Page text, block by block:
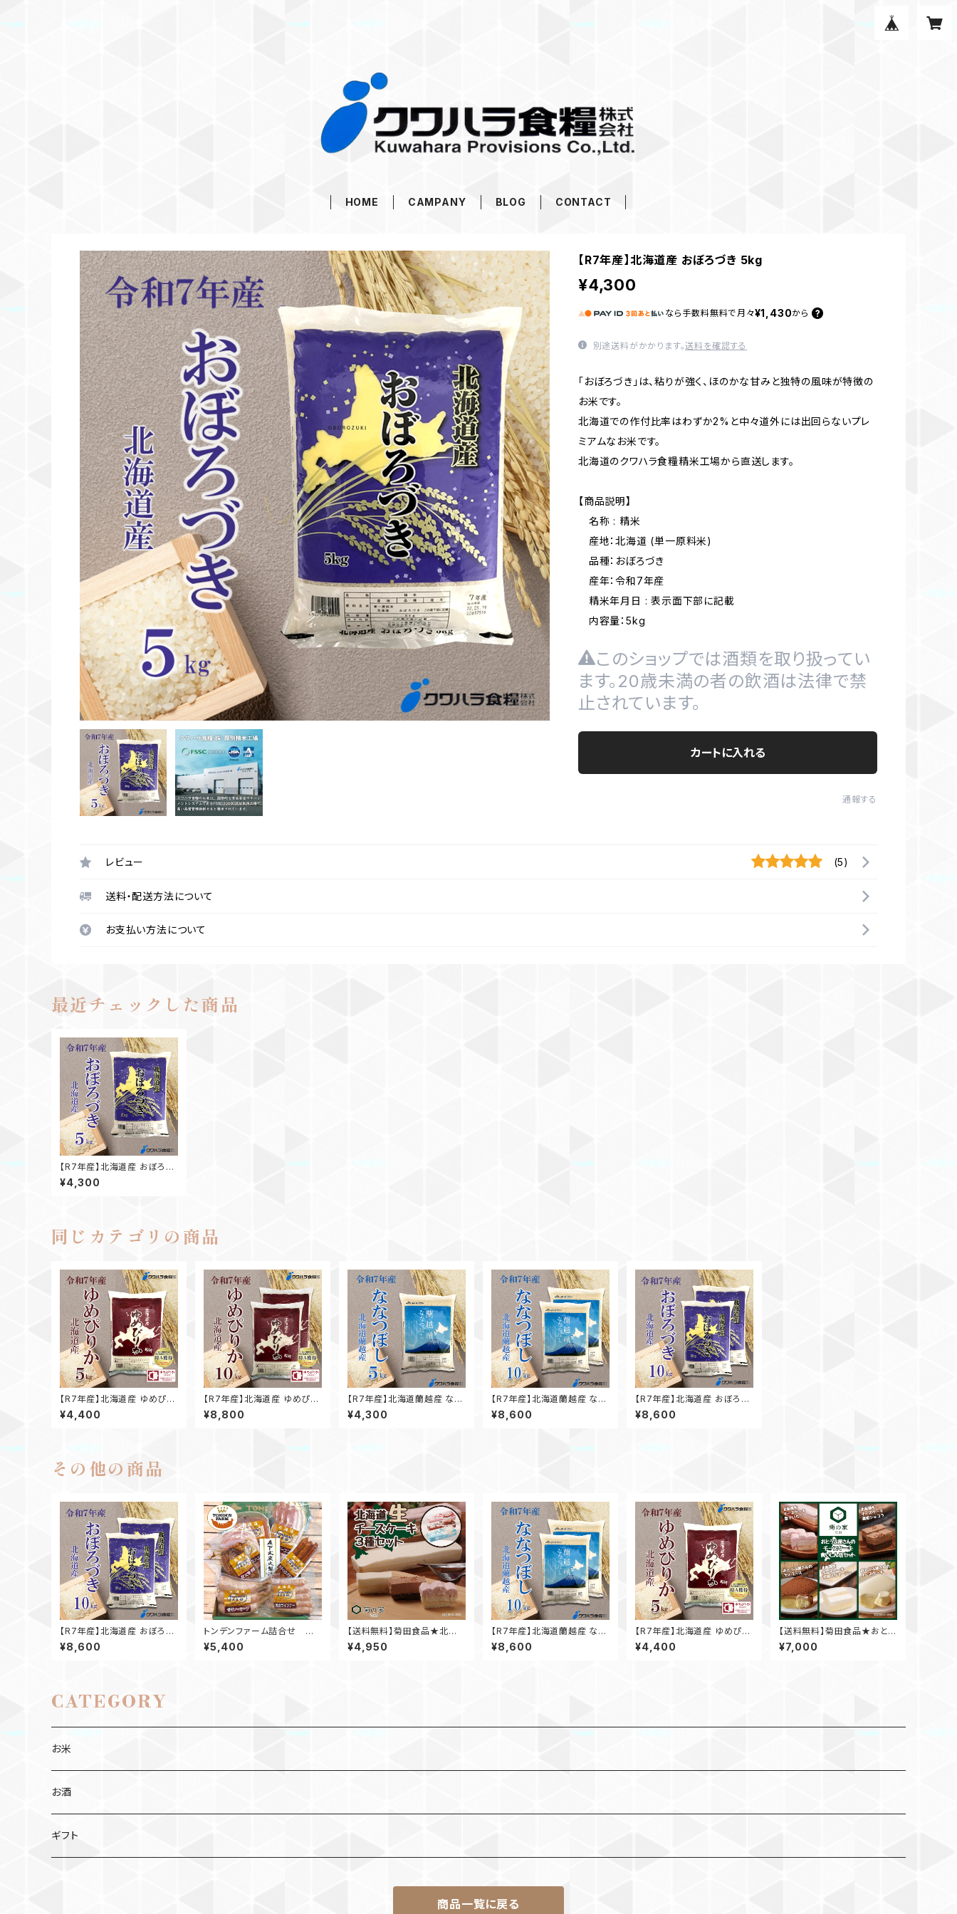
HOME CAMPANY BLOG CONTACT
【R7年産】北海道産 おぼろづき 5kg
¥4,300
なら 手数料無料で 月々¥1,430から
別途送料がかかります。送料を確認する
「おぼろづき」は、粘りが強く、ほのかな甘みと独特の風味が特徴の
お米です。
北海道での作付比率はわずか2%と中々道外には出回らないプレ
ミアムなお米です。
北海道のクワハラ食糧精米工場から直送します。
【商品説明】
名称 : 精米
産地：北海道 (単一原料米)
品種：おぼろづき
産年：令和7年産
精米年月日 : 表示面下部に記載
内容量：5kg
このショップでは酒類を取り扱ってい
ます。20歳未満の者の飲酒は法律で禁
止されています。
カートに入れる
通報する
レビュー (5)
送料・配送方法について
お支払い方法について
最近チェックした商品
【R7年産】北海道産 おぼろづ
き 5kg
¥4,300
同じカテゴリの商品
【R7年産】北海道産 ゆめぴり
か 5kg
¥4,400
【R7年産】北海道産 ゆめぴり
か 5kg×2袋
¥8,800
【R7年産】北海道蘭越産 なな
つぼし 5kg
¥4,300
【R7年産】北海道蘭越産 なな
つぼし 5kg×2袋
¥8,600
【R7年産】北海道産 おぼろづ
き 5kg×2袋
¥8,600
その他の商品
【R7年産】北海道産 おぼろづ
き 5kg×2袋
¥8,600
トンデンファーム詰合せ 腹
ペコセット
¥5,400
【送料無料】菊田食品★北海
道生チーズケーキ３種セット
¥4,950
【R7年産】北海道蘭越産 なな
つぼし 5kg×2袋
¥8,600
【R7年産】北海道産 ゆめぴり
か 5kg
¥4,400
【送料無料】菊田食品★おとう
ふ屋さんの チーズケーキ食い
しん坊セット
¥7,000
CATEGORY
お米
お酒
ギフト
商品一覧に戻る